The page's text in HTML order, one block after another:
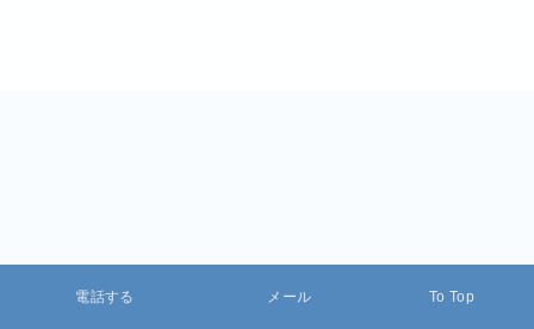
電話する メール To Top